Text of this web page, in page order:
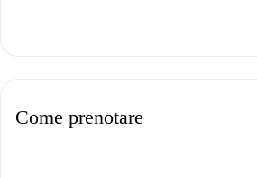
Come prenotare